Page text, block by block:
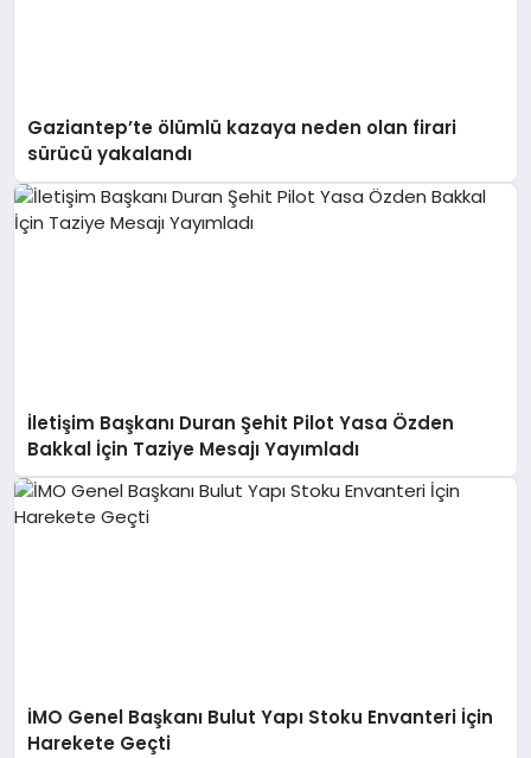
Gaziantep’te ölümlü kazaya neden olan firari
sürücü yakalandı
İletişim Başkanı Duran Şehit Pilot Yasa Özden
Bakkal İçin Taziye Mesajı Yayımladı
İMO Genel Başkanı Bulut Yapı Stoku Envanteri İçin
Harekete Geçti